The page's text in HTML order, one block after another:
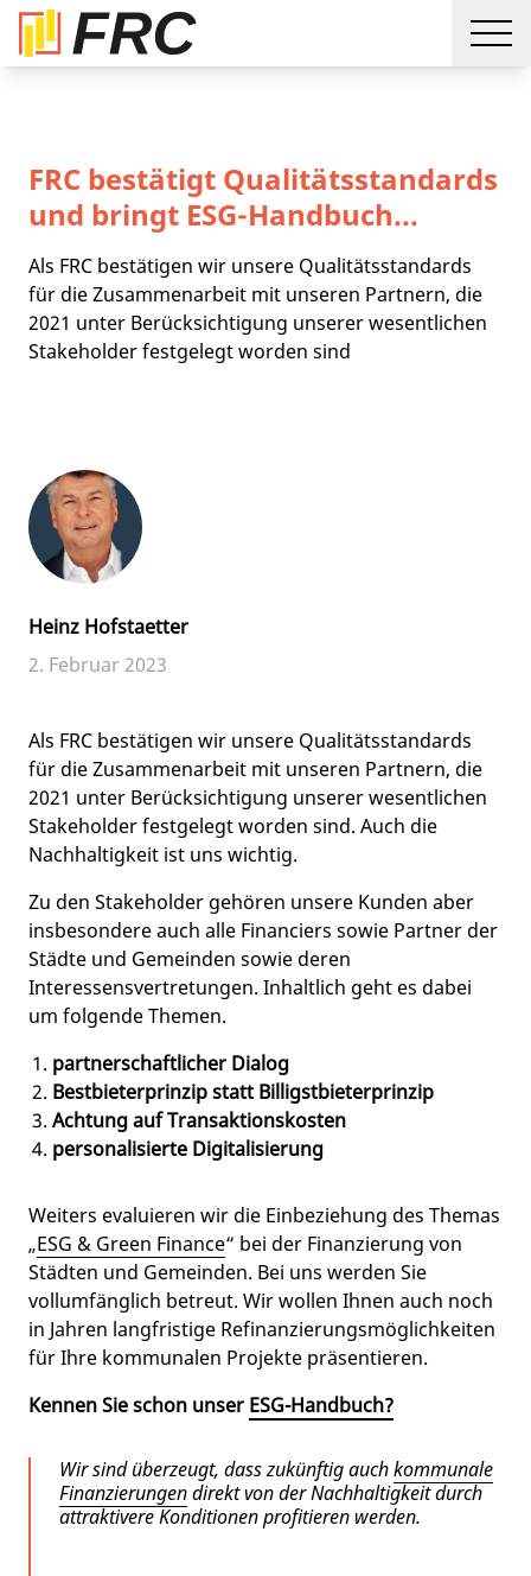
FRC bestätigt Qualitätsstandards
und bringt ESG-Handbuch...
Als FRC bestätigen wir unsere Qualitätsstandards
für die Zusammenarbeit mit unseren Partnern, die
2021 unter Berücksichtigung unserer wesentlichen
Stakeholder festgelegt worden sind
Heinz Hofstaetter
2. Februar 2023
Als FRC bestätigen wir unsere Qualitätsstandards
für die Zusammenarbeit mit unseren Partnern, die
2021 unter Berücksichtigung unserer wesentlichen
Stakeholder festgelegt worden sind. Auch die
Nachhaltigkeit ist uns wichtig.
Zu den Stakeholder gehören unsere Kunden aber
insbesondere auch alle Financiers sowie Partner der
Städte und Gemeinden sowie deren
Interessensvertretungen. Inhaltlich geht es dabei
um folgende Themen.
partnerschaftlicher Dialog
Bestbieterprinzip statt Billigstbieterprinzip
Achtung auf Transaktionskosten
personalisierte Digitalisierung
Weiters evaluieren wir die Einbeziehung des Themas
„ESG & Green Finance“ bei der Finanzierung von
Städten und Gemeinden. Bei uns werden Sie
vollumfänglich betreut. Wir wollen Ihnen auch noch
in Jahren langfristige Refinanzierungsmöglichkeiten
für Ihre kommunalen Projekte präsentieren.
Kennen Sie schon unser ESG-Handbuch?
Wir sind überzeugt, dass zukünftig auchkommunale
Finanzierungendirekt von der Nachhaltigkeit durch
attraktivere Konditionen profitieren werden.